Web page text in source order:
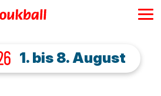
1. bis 8. August